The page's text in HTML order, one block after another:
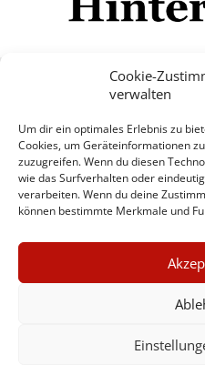
Cookie-
verwalten
Um dir ein optimales Erlebnis zu
Cookies, um Geräteinformationen
zuzugreifen. Wenn du diesen
wie das Surfverhalten oder
verarbeiten. Wenn du deine
können bestimmte Merkmale und
© Copyright
Zum
erscheint ca.